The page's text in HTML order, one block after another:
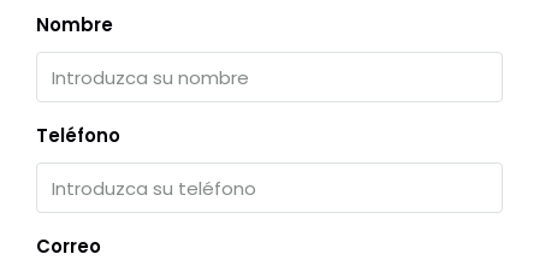
Nombre
Teléfono
Correo